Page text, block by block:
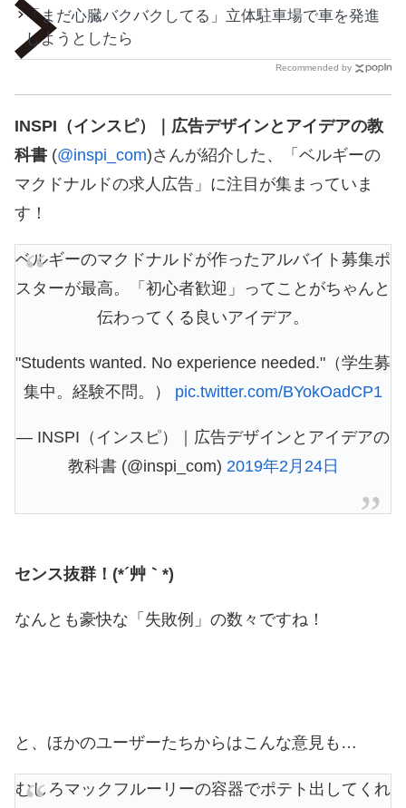
「まだ心臓バクバクしてる」立体駐車場で車を発進
しようとしたら
Recommended by
INSPI（インスピ）｜広告デザインとアイデアの教
科書 (@inspi_com)さんが紹介した、「ベルギーの
マクドナルドの求人広告」に注目が集まっていま
す！
ベルギーのマクドナルドが作ったアルバイト募集ポ
スターが最高。「初心者歓迎」ってことがちゃんと
伝わってくる良いアイデア。
"Students wanted. No experience needed."（学生募
集中。経験不問。） pic.twitter.com/BYokOadCP1
— INSPI（インスピ）｜広告デザインとアイデアの
教科書 (@inspi_com) 2019年2月24日
センス抜群！(*´艸｀*)
なんとも豪快な「失敗例」の数々ですね！
と、ほかのユーザーたちからはこんな意見も…
むしろマックフルーリーの容器でポテト出してくれ